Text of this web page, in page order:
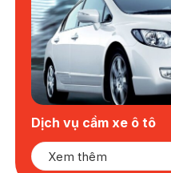
Dịch vụ cầm xe ô tô
Xem thêm